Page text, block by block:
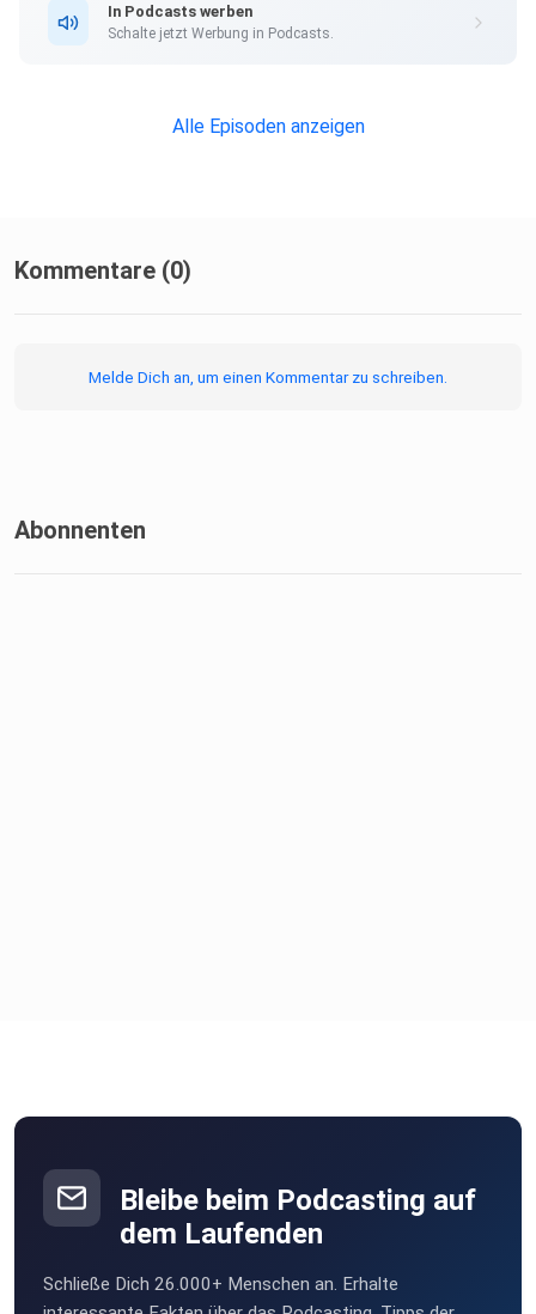
In Podcasts werben
Schalte jetzt Werbung in Podcasts.
Alle Episoden anzeigen
Kommentare (0)
Melde Dich an, um einen Kommentar zu schreiben.
Abonnenten
Bleibe beim Podcasting auf
dem Laufenden
Schließe Dich 26.000+ Menschen an. Erhalte